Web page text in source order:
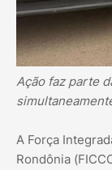
Ação faz parte
A Força
Rondônia